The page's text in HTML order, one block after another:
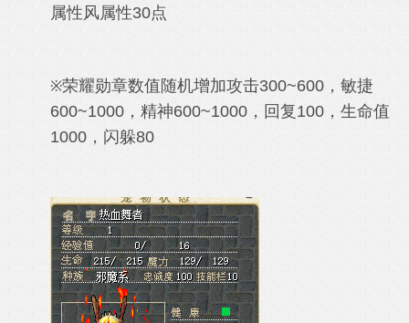
属性风属性30点
※荣耀勋章数值随机增加攻击300~600，敏捷
600~1000，精神600~1000，回复100，生命值
1000，闪躲80